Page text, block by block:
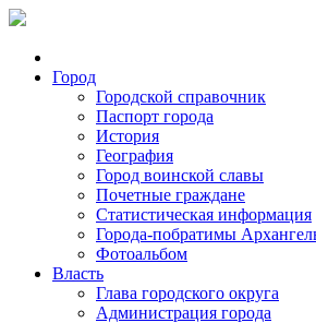
Город
Городской справочник
Паспорт города
История
География
Город воинской славы
Почетные граждане
Статистическая информация
Города-побратимы
Фотоальбом
Власть
Глава городского округа
Администрация города